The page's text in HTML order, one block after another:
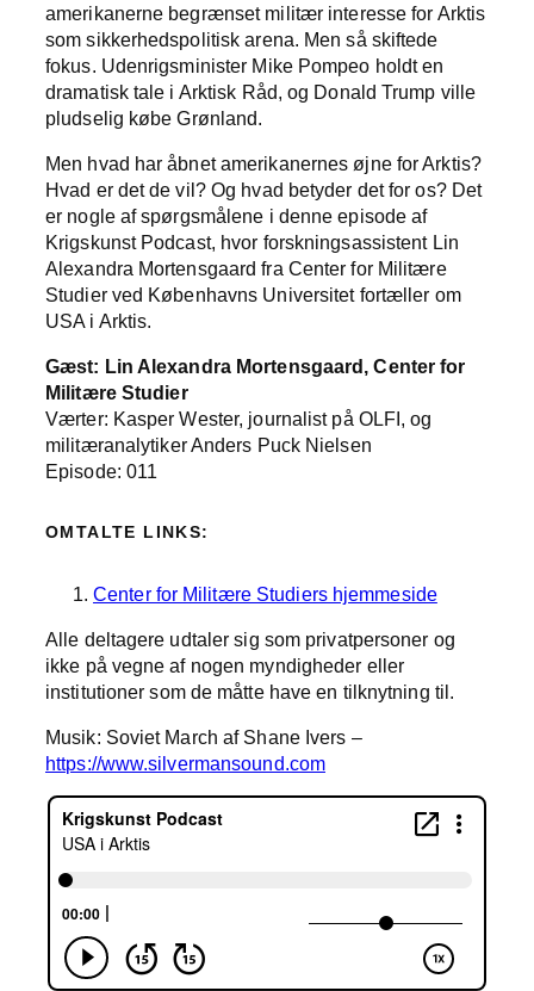
amerikanerne begrænset militær interesse for Arktis
som sikkerhedspolitisk arena. Men så skiftede
fokus. Udenrigsminister Mike Pompeo holdt en
dramatisk tale i Arktisk Råd, og Donald Trump ville
pludselig købe Grønland.
Men hvad har åbnet amerikanernes øjne for Arktis?
Hvad er det de vil? Og hvad betyder det for os? Det
er nogle af spørgsmålene i denne episode af
Krigskunst Podcast, hvor forskningsassistent Lin
Alexandra Mortensgaard fra Center for Militære
Studier ved Københavns Universitet fortæller om
USA i Arktis.
Gæst: Lin Alexandra Mortensgaard, Center for
Militære Studier
Værter: Kasper Wester, journalist på OLFI, og
militæranalytiker Anders Puck Nielsen
Episode: 011
OMTALTE LINKS:
Center for Militære Studiers hjemmeside
Alle deltagere udtaler sig som privatpersoner og
ikke på vegne af nogen myndigheder eller
institutioner som de måtte have en tilknytning til.
Musik: Soviet March af Shane Ivers –
https://www.silvermansound.com